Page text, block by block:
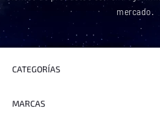
mercado.
CATEGORÍAS
MARCAS